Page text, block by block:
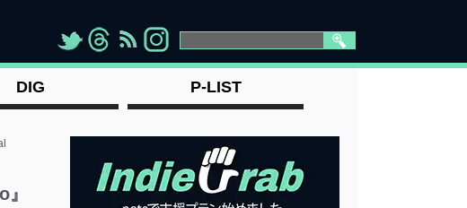
"> "> "> " >
DIG P-LIST